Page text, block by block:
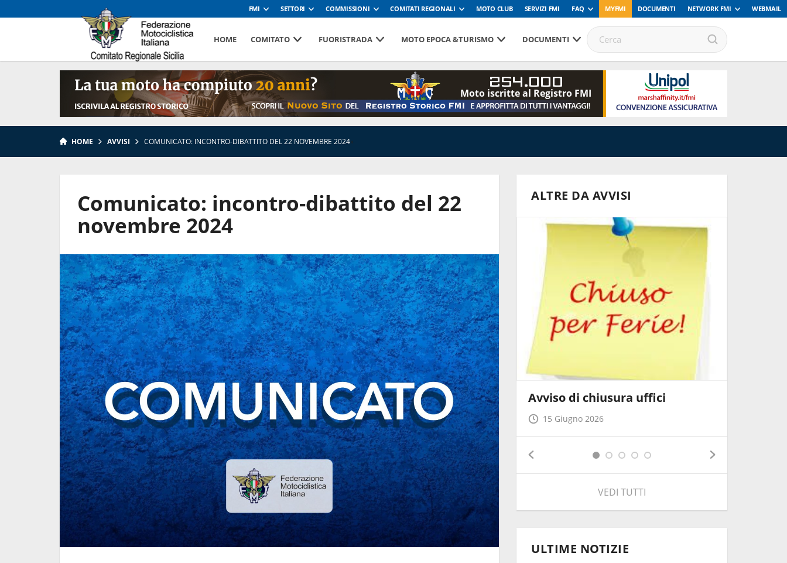
FMI SETTORI COMMISSIONI COMITATI REGIONALI MOTO CLUB SERVIZI FMI FAQ MYFMI DOCUMENTI NETWORK FMI WEBMAIL
HOME COMITATO FUORISTRADA MOTO EPOCA &TURISMO DOCUMENTI
254.000
Moto iscritte al Registro FMI
HOME AVVISI »
COMUNICATO: INCONTRO-DIBATTITO DEL 22 NOVEMBRE 2024
Comunicato: incontro-dibattito del 22
novembre 2024
ALTRE DA AVVISI
Segreteria Co.Re. Sicilia chiusa
dal 25 al 28 novembre
13 Novembre 2025
Festa patronale, uffici chiusi il 2
ottobre
30 Settembre 2025
Avviso di chiusura uffici
15 Giugno 2026
VEDI TUTTI
ULTIME NOTIZIE